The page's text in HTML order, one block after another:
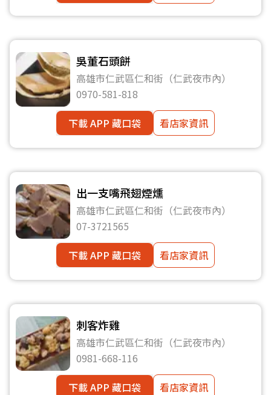
吳董石頭餅
高雄市仁武區仁和街（仁武夜市內）
0970-581-818
下載 APP 藏口袋
看店家資訊
出一支嘴飛翅煙燻
高雄市仁武區仁和街（仁武夜市內）
07-3721565
下載 APP 藏口袋
看店家資訊
刺客炸雞
高雄市仁武區仁和街（仁武夜市內）
0981-668-116
下載 APP 藏口袋
看店家資訊